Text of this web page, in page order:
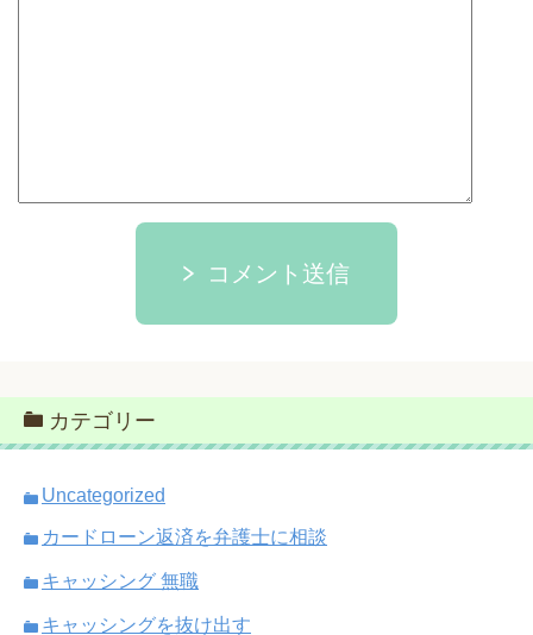
コメント送信
カテゴリー
Uncategorized
カードローン返済を弁護士に相談
キャッシング 無職
キャッシングを抜け出す